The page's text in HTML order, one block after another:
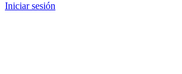
Iniciar sesión